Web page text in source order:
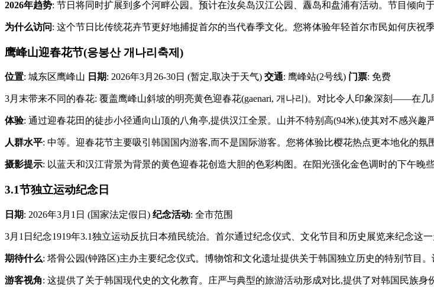
2026年趋势: 节日将同时扩展到多个河畔公园。预计在汝矣岛汉江公园、纛岛和盘浦有活动。节目倾向
为什么访问: 这个节日比传统花卉节更好地捕捉首尔的当代春季文化。您将体验年轻首尔市民如何庆
鹰峰山迎春花节(응봉산 개나리축제)
位置: 城东区鹰峰山 日期: 2026年3月26-30日 (暂定,取决于天气) 交通: 鹰峰站(2号线) 门票: 免费
3月末带来不同的春花: 覆盖鹰峰山斜坡的明亮黄色迎春花(gaenari, 개나리)。对比令人印象深刻——在
体验: 通过迎春花田的徒步小径通向山顶的八角亭,提供汉江全景。山并不特别高(94米),使其对不感兴趣
人群水平: 中等。迎春花节主要吸引韩国国内游客,而不是国际游客。您将体验比樱花热点更本地化的氛
摄影提示: 以蓝天和汉江背景为背景的黄色迎春花创造大胆的色彩构图。在阳光强化金色调时的下午晚些
3.1节独立运动纪念日
日期: 2026年3月1日 (国家法定假日) 纪念活动: 全市范围
3月1日纪念1919年3.1独立运动反抗日本殖民统治。首尔通过纪念仪式、文化节目和历史展览来纪念这一
期待什么: 塔骨公园(钟路区)主办主要纪念仪式。博物馆和文化遗址提供关于韩国独立历史的特别节目。
游客视角: 这提供了关于韩国现代史的文化教育。庄严与典型的旅游活动形成对比,提供了对韩国民族身